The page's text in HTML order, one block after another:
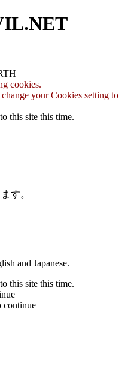
cookies.
your Cookies setting to
this site this time.
す。
and Japanese.
this site this time.
continue